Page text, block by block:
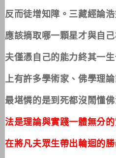
反而徒增知障。三藏經論
應該摘取哪一顆星才與自
夫僅憑自己的能力終其一
上有許多學術家、佛學理
最堪憐的是到死都沒鬧懂
法是理論與實踐一體無分
在將凡夫眾生帶出輪迴的